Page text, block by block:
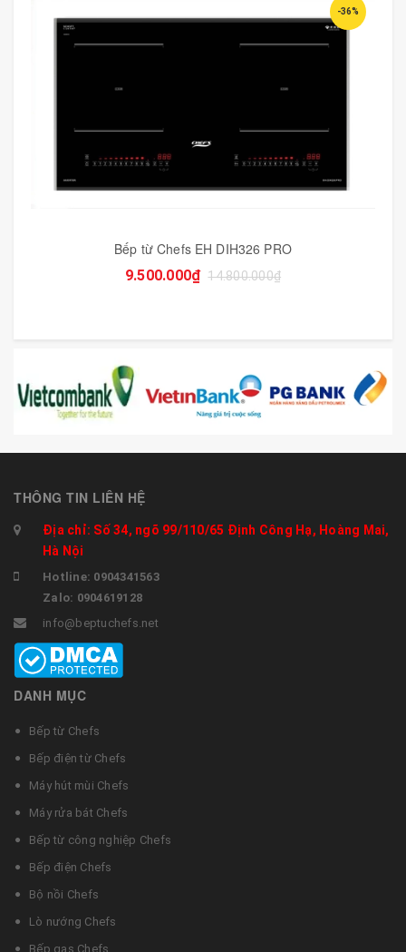
-36%
Bếp từ Chefs EH DIH326 PRO
9.500.000₫ 14.800.000₫
THÔNG TIN LIÊN HỆ
Địa chỉ: Số 34, ngõ 99/110/65 Định Công Hạ, Hoàng Mai,
Hà Nội
Hotline: 0904341563
Zalo: 0904619128
info@beptuchefs.net
DANH MỤC
Bếp từ Chefs
Bếp điện từ Chefs
Máy hút mùi Chefs
Máy rửa bát Chefs
Bếp từ công nghiệp Chefs
Bếp điện Chefs
Bộ nồi Chefs
Lò nướng Chefs
Bếp gas Chefs